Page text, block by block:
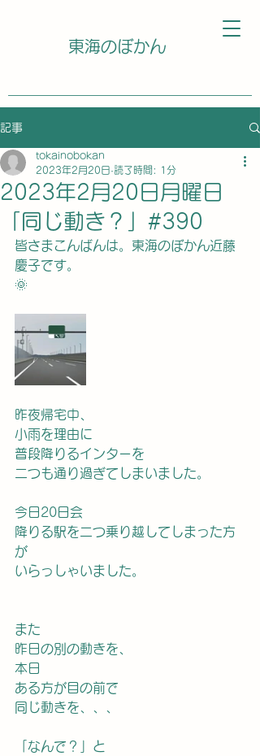
東海のぼかん
記事
2023年2月20日月曜日
「同じ動き？」#390
tokainobokan
2023年2月20日 読了時間: 1分
皆さまこんばんは。東海のぼかん近藤
慶子です。
🌞
昨夜帰宅中、
小雨を理由に
普段降りるインターを
二つも通り過ぎてしまいました。
今日20日会
降りる駅を二つ乗り越してしまった方
が
いらっしゃいました。
また
昨日の別の動きを、
本日
ある方が目の前で
同じ動きを、、、
「なんで？」と